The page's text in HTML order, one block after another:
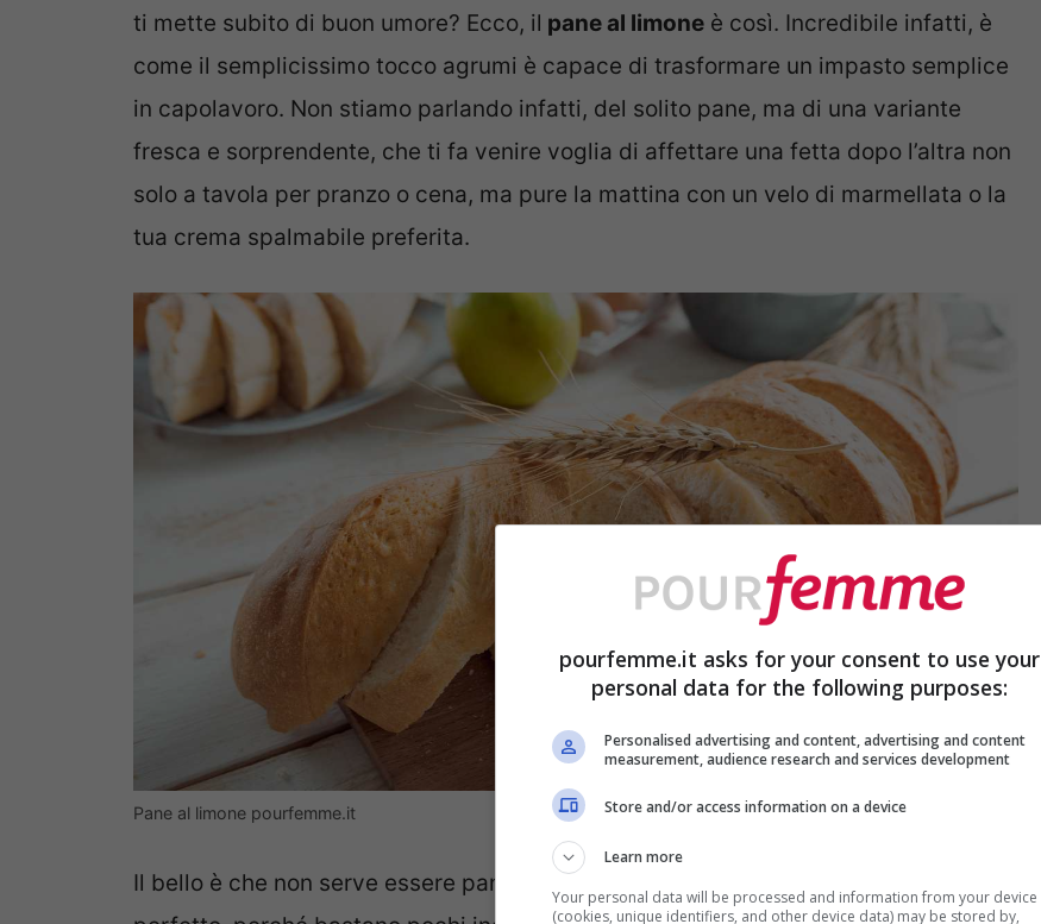
ti mette subito di buon umore? Ecco, il pane al limone è così. Incredibile infatti, è
come il semplicissimo tocco agrumi è capace di trasformare un impasto semplice
in capolavoro. Non stiamo parlando infatti, del solito pane, ma di una variante
fresca e sorprendente, che ti fa venire voglia di affettare una fetta dopo l’altra non
solo a tavola per pranzo o cena, ma pure la mattina con un velo di marmellata o la
tua crema spalmabile preferita.
Pane al limone pourfemme.it
Il bello è che non serve essere panettieri per preparare questo
pourfemme.it asks for your consent to use your
personal data for the following purposes:
Personalised advertising and content, advertising and content
measurement, audience research and services development
Store and/or access information on a device
Learn more
Your personal data will be processed and information from your device
(cookies, unique identifiers, and other device data) may be stored by,